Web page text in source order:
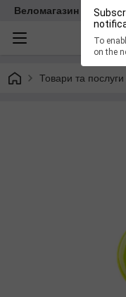
To
on the
Веломагазин EasyBike
Товари та послуги